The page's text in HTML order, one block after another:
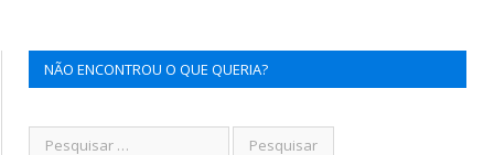
NÃO ENCONTROU O QUE QUERIA?